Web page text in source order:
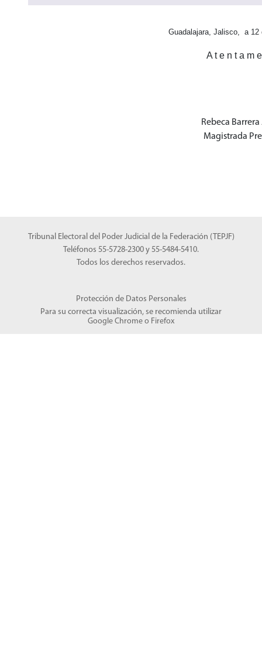
Guadalajara, Jalisco, a 12
A t e n t a m
Rebeca
Magistrada
Tribunal Electoral del Poder Judicial de la Federación (TEPJF)
Teléfonos 55-5728-2300 y 55-5484-5410.
Todos los derechos reservados.
Protección de Datos Personales
Para su correcta visualización, se recomienda utilizar
Google Chrome o Firefox